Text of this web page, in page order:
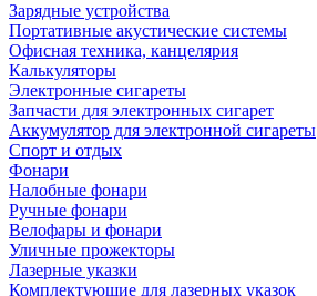
Зарядные устройства
Портативные акустические системы
Офисная техника, канцелярия
Калькуляторы
Электронные сигареты
Запчасти для электронных сигарет
Аккумулятор для электронной сигареты
Спорт и отдых
Фонари
Налобные фонари
Ручные фонари
Велофары и фонари
Уличные прожекторы
Лазерные указки
Комплектующие для лазерных указок